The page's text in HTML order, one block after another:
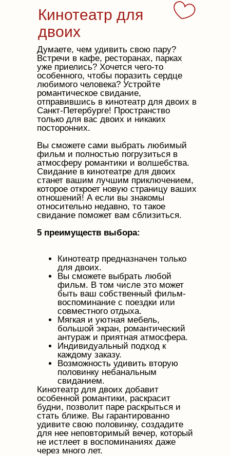
Думаете, чем удивить свою пару?
Встречи в кафе, ресторанах, парках
уже приелись? Хочется чего-то
особенного, чтобы поразить сердце
любимого человека? Устройте
романтическое свидание,
отправившись в кинотеатр для двоих в
Санкт-Петербурге! Пространство
только для вас двоих и никаких
посторонних.
Вы сможете сами выбрать любимый
фильм и полностью погрузиться в
атмосферу романтики и волшебства.
Свидание в кинотеатре для двоих
станет вашим лучшим приключением,
которое откроет новую страницу ваших
отношений! А если вы знакомы
относительно недавно, то такое
свидание поможет вам сблизиться.
5 преимуществ выбора:
Кинотеатр предназначен только
для двоих.
Вы сможете выбрать любой
фильм. В том числе это может
быть ваш собственный фильм-
воспоминание с поездки или
совместного отдыха.
Мягкая и уютная мебель,
большой экран, романтический
антураж и приятная атмосфера.
Индивидуальный подход к
каждому заказу.
Возможность удивить вторую
половинку небанальным
свиданием.
Кинотеатр для двоих добавит
особенной романтики, раскрасит
будни, позволит паре раскрыться и
стать ближе. Вы гарантированно
удивите свою половинку, создадите
для нее неповторимый вечер, который
не истлеет в воспоминаниях даже
через много лет.
Кинотеатр для
двоих